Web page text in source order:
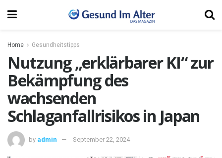
Home Gesundheitstipps
Nutzung „erklärbarer KI“ zur
Bekämpfung des
wachsenden
Schlaganfallrisikos in Japan
by admin September 22, 2024